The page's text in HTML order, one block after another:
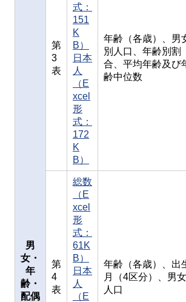
男
女・
年
齢・
配偶
第
3
表
式：
151
K
B）
日本
人
（E
xcel
形
式：
172
K
B）
年齢（各歳）、男
別人口、年齢別割
合、平均年齢及び
齢中位数
第
4
表
総数
（E
xcel
形
式：
61K
B）
日本
人
（E
年齢（各歳）、出
月（4区分）、男
人口